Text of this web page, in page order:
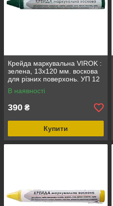
Крейда маркувальна VIROK :
зелена, 13x120 мм. воскова
для різних поверхонь. УП 12
шт.
В наявності
390 ₴
Купити